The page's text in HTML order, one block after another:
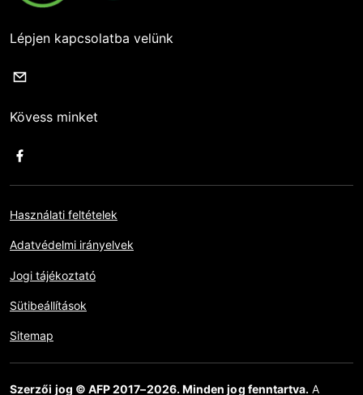
Lépjen kapcsolatba velünk
Kövess minket
Használati feltételek
Adatvédelmi irányelvek
Jogi tájékoztató
Sütibeállítások
Sitemap
Szerzői jog © AFP 2017–2026. Minden jog fenntartva. A